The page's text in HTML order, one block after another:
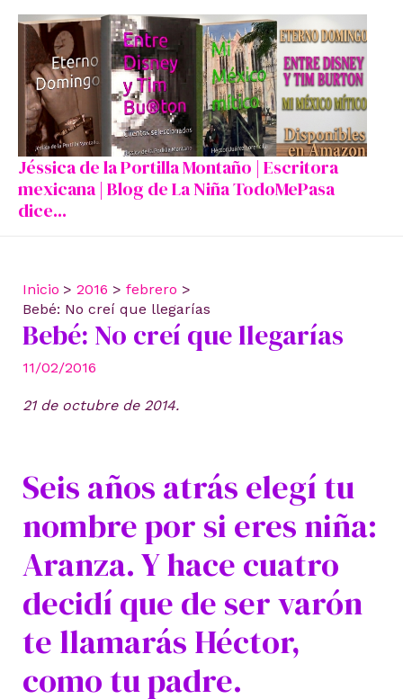
contenido
Jéssica de la Portilla Montaño | Escritora
mexicana | Blog de La Niña TodoMePasa
dice...
Inicio 2016
febrero
Bebé: No creí que llegarías
Bebé: No creí que llegarías
11/02/2016
21 de octubre de 2014.
Seis años atrás elegí tu
nombre por si eres niña:
Aranza. Y hace cuatro
decidí que de ser varón
te llamarás Héctor,
como tu padre.